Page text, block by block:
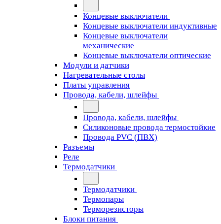
Концевые выключатели
Концевые выключатели индуктивные
Концевые выключатели
механические
Концевые выключатели оптические
Модули и датчики
Нагревательные столы
Платы управления
Провода, кабели, шлейфы
Провода, кабели, шлейфы
Силиконовые провода термостойкие
Провода PVC (ПВХ)
Разъемы
Реле
Термодатчики
Термодатчики
Термопары
Терморезисторы
Блоки питания